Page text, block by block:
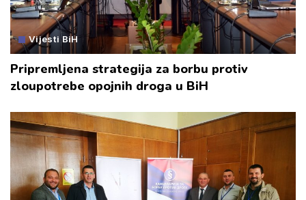
Vijesti BiH
Pripremljena strategija za borbu protiv
zloupotrebe opojnih droga u BiH